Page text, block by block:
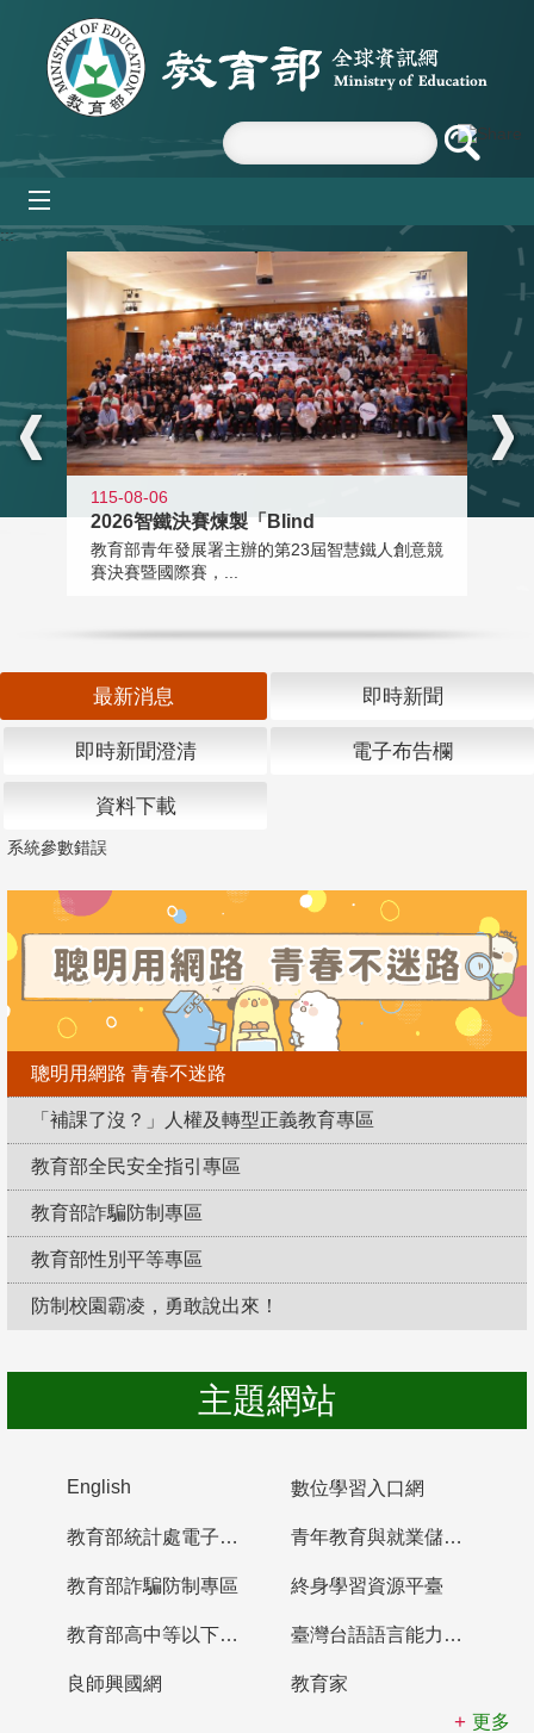
跳到主要內容區塊
:::
115-08-06
2026智鐵決賽煉製「Blind
教育部青年發展署主辦的第23屆智慧鐵人創意競
賽決賽暨國際賽，...
最新消息 即時新聞
即時新聞澄清 電子布告欄
資料下載
系統參數錯誤
聰明用網路 青春不迷路
「補課了沒？」人權及轉型正義教育專區
教育部全民安全指引專區
教育部詐騙防制專區
教育部性別平等專區
防制校園霸凌，勇敢說出來！
主題網站
English 數位學習入口網
教育部統計處電子書櫃 青年教育與就業儲蓄帳戶
教育部詐騙防制專區 終身學習資源平臺
教育部高中等以下學校及幼兒園教師資格檢定考試 臺灣台語語言能力認證網站
良師興國網
教育家
更多